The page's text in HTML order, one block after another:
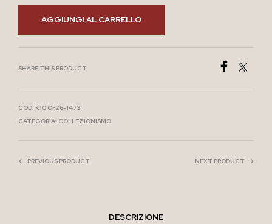
AGGIUNGI AL CARRELLO
SHARE THIS PRODUCT
COD: K10 OF26-1473
CATEGORIA: COLLEZIONISMO
PREVIOUS PRODUCT NEXT PRODUCT
DESCRIZIONE